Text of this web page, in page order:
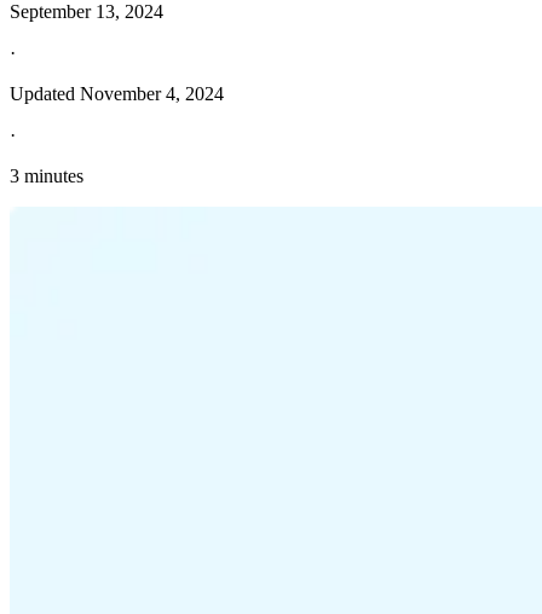
September 13, 2024
·
Updated November 4, 2024
·
3 minutes